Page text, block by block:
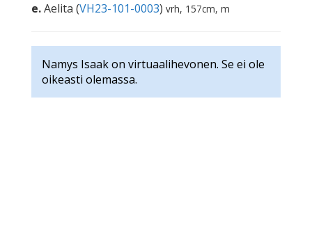
e.Aelita (VH23-101-0003) vrh, 157cm, m
Namys Isaak on virtuaalihevonen. Se ei ole
oikeasti olemassa.